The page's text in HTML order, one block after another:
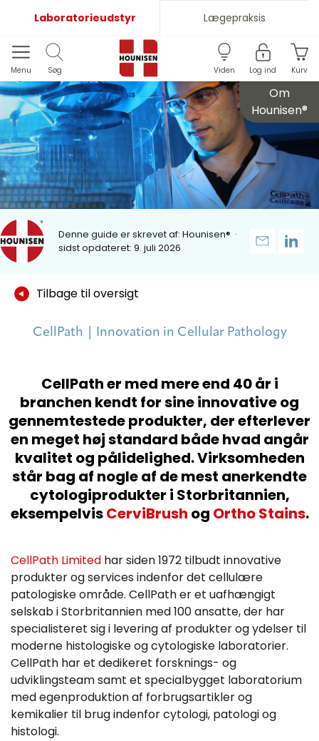
Laboratorieudstyr Lægepraksis
Menu Søg Viden Log ind Kurv
Om
Hounisen®
Denne guide er skrevet af: Hounisen® ·
sidst opdateret: 9. juli 2026
Tilbage til oversigt
CellPath | Innovation in Cellular Pathology
CellPath er med mere end 40 år i
branchen kendt for sine innovative og
gennemtestede produkter, der efterlever
en meget høj standard både hvad angår
kvalitet og pålidelighed. Virksomheden
står bag af nogle af de mest anerkendte
cytologiprodukter i Storbritannien,
eksempelvisCerviBrush og Ortho Stains.
CellPath Limited har siden 1972 tilbudt innovative
produkter og services indenfor det cellulære
patologiske område. CellPath er et uafhængigt
selskab i Storbritannien med 100 ansatte, der har
specialisteret sig i levering af produkter og ydelser til
moderne histologiske og cytologiske laboratorier.
CellPath har et dedikeret forsknings- og
udviklingsteam samt et specialbygget laboratorium
med egenproduktion af forbrugsartikler og
kemikalier til brug indenfor cytologi, patologi og
histologi.